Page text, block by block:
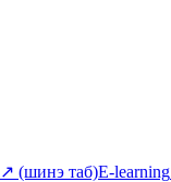
↗ (шинэ таб)E-learning